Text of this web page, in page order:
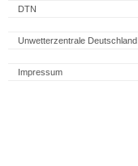
DTN
Unwetterzentrale Deutschland
Impressum